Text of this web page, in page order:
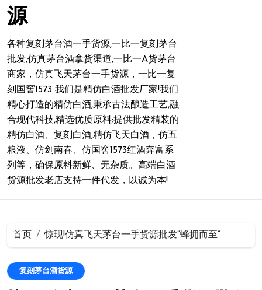
源
各种复刻茅台酒一手货源,一比一复刻茅台
批发,仿真茅台酒拿货渠道,一比一A货茅台
商家，仿真飞天茅台一手货源，一比一复
刻国窖1573 我们是精仿白酒批发厂家!我们
精心打造的精仿白酒,秉承古法酿造工艺,融
合现代科技,精选优质原料;提供批发精装的
精仿白酒、复刻白酒,精仿飞天白酒，仿五
粮液、仿剑南春、仿国窖1573红酒奔富系
列等，确保原料新鲜、无杂质。高端白酒
货源批发老店支持一件代发，以诚为本!
首页 惊现!仿真飞天茅台一手货源批发“蜂拥而至”
复刻茅台酒货源